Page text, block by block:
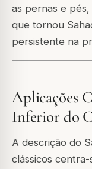
as pernas e
que tornou
persistente na
Aplicações
Inferior do
A descrição do
clássicos